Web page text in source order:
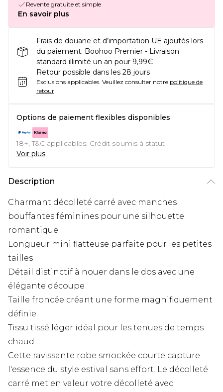
Revente gratuite et simple
En savoir plus
Frais de douane et d’importation UE ajoutés lors
du paiement. Boohoo Premier - Livraison
standard illimité un an pour 9,99€
Retour possible dans les 28 jours
Exclusions applicables. Veuillez consulter notre politique de
retour
Options de paiement flexibles disponibles
18+, T&C applicables. Crédit soumis à statut
Voir plus
Description
Charmant décolleté carré avec manches
bouffantes féminines pour une silhouette
romantique
Longueur mini flatteuse parfaite pour les petites
tailles
Détail distinctif à nouer dans le dos avec une
élégante découpe
Taille froncée créant une forme magnifiquement
définie
Tissu tissé léger idéal pour les tenues de temps
chaud
Cette ravissante robe smockée courte capture
l'essence du style estival sans effort. Le décolleté
carré met en valeur votre décolleté avec